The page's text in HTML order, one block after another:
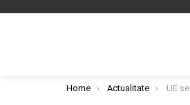
You are here:
Home Actualitate UE se